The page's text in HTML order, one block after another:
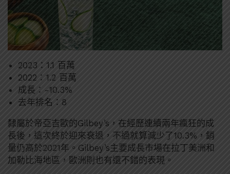
2023：1.1 百萬
2022：1.2 百萬
成長：-10.3%
去年排名：8
隸屬於帝亞吉歐的Gilbey’s，在經歷連續兩年瘋狂的成
長後，這次終於迎來衰退，不過就算減少了10.3%，銷
量仍高於2021年。Gilbey’s主要成長市場在拉丁美洲和
加勒比海地區，歐洲則也有還不錯的表現。